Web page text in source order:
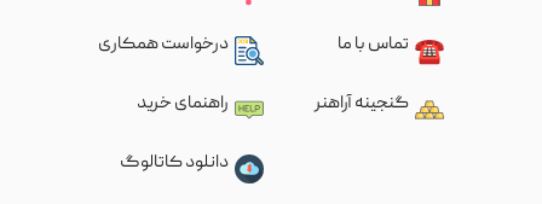
تماس با ما
گنجینه آراهنر
درخواست همکاری
راهنمای خرید
دانلود کاتالوگ